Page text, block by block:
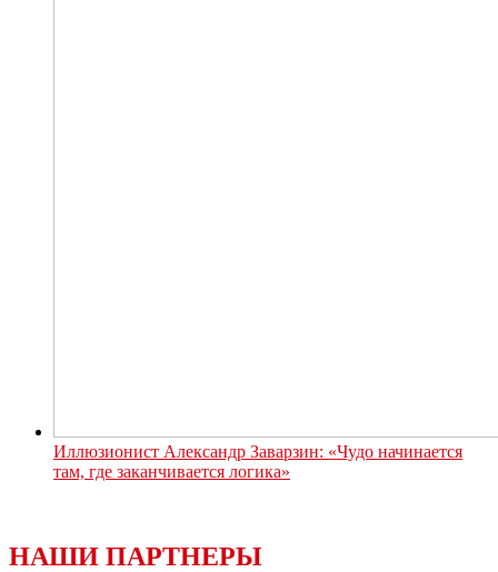
Иллюзионист Александр Заварзин: «Чудо начинается
там, где заканчивается логика»
НАШИ ПАРТНЕРЫ